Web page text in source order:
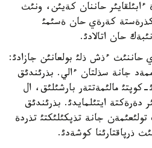
حاننان كةيئن، ونئث
كذرةستة كةرةي حان ةسئمئ
حان اتالادئ.
ءذش ذلئ بولعانئن جازادئ:
جانة سذلتان ءالي. بذرئندئق
كوپتئ مالئمةتتةر بارشئلئق، ال
ايتئلمايدئ. بذرئندئق
جانة تذپكئلئكتئ تذردة
ذرپاقتارئنا كوشةدئ.